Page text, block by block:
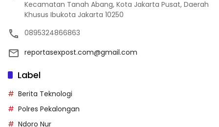
Kecamatan Tanah Abang, Kota Jakarta Pusat, Daerah
Khusus Ibukota Jakarta 10250
0895324866863
reportasexpost.com@gmail.com
Label
Berita Teknologi
Polres Pekalongan
Ndoro Nur